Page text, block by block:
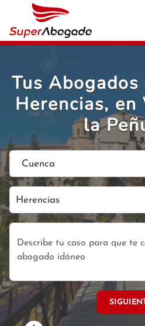
Tus
Herencias,
la
Cuenca
Herencias